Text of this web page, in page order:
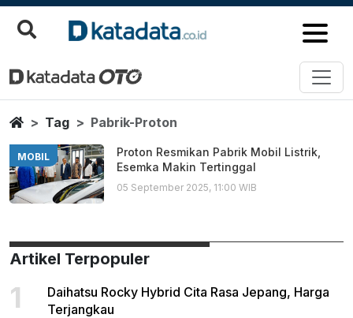
Pabrik Proton
Berita Terbaru
HomeTag Pabrik-Proton
MOBIL
Proton Resmikan Pabrik Mobil Listrik,
Esemka Makin Tertinggal
05 September 2025, 11:00 WIB
Artikel Terpopuler
1
Daihatsu Rocky Hybrid Cita Rasa Jepang, Harga
Terjangkau